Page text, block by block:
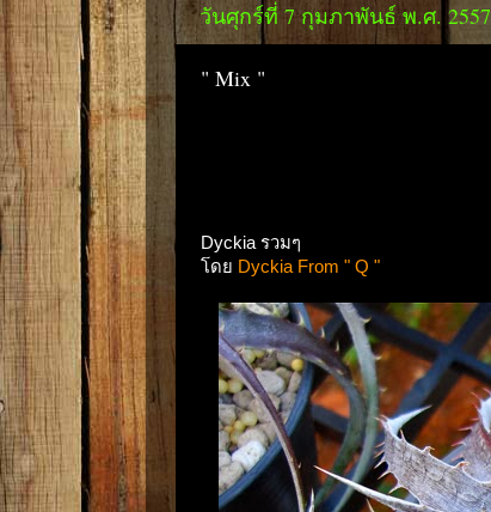
วันศุกร์ที่ 7 กุมภาพันธ์ พ.ศ. 2557
" Mix "
Dyckia รวมๆ
โดย Dyckia From " Q "